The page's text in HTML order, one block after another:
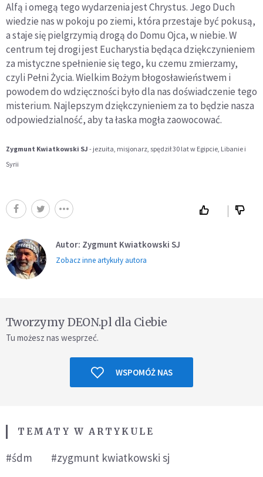
Alfą i omegą tego wydarzenia jest Chrystus. Jego Duch
wiedzie nas w pokoju po ziemi, która przestaje być pokusą,
a staje się pielgrzymią drogą do Domu Ojca, w niebie. W
centrum tej drogi jest Eucharystia będąca dziękczynieniem
za mistyczne spełnienie się tego, ku czemu zmierzamy,
czyli Pełni Życia. Wielkim Bożym błogosławieństwem i
powodem do wdzięczności było dla nas doświadczenie tego
misterium. Najlepszym dziękczynieniem za to będzie nasza
odpowiedzialność, aby ta łaska mogła zaowocować.
Zygmunt Kwiatkowski SJ - jezuita, misjonarz, spędził 30 lat w Egipcie, Libanie i
Syrii
Autor: Zygmunt Kwiatkowski SJ
Zobacz inne artykuły autora
Tworzymy DEON.pl dla Ciebie
Tu możesz nas wesprzeć.
WSPOMÓŻ NAS
TEMATY W ARTYKULE
#śdm #zygmunt kwiatkowski sj